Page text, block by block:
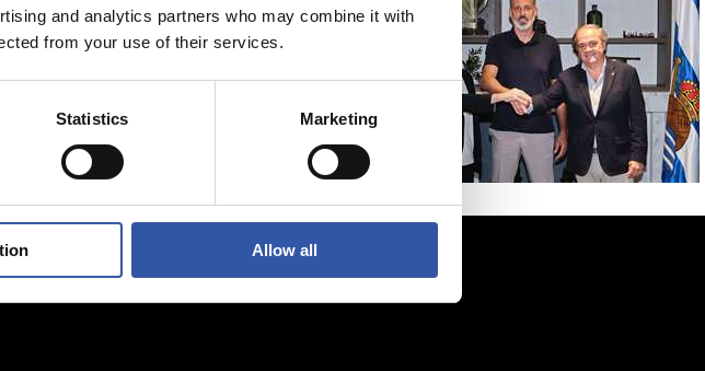
and analytics partners who may combine it with
from your use of their services.
Statistics Marketing
Allow all